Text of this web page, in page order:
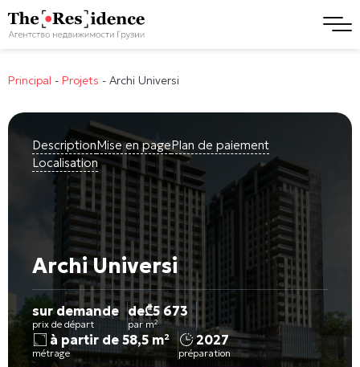
Principal - Projets - Archi Universi
DescriptionMise en pagePlan de paiement
Localisation
Archi Universi
sur demande
prix de départ
de₾5 673
par m²
à partir de 58,5 m²
métrage
2027
préparation